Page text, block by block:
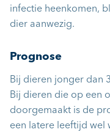
infectie heenkomen,
dier aanwezig.
Prognose
Bij dieren jonger dan
Bij dieren die op een
doorgemaakt is de
een latere leeftijd wel